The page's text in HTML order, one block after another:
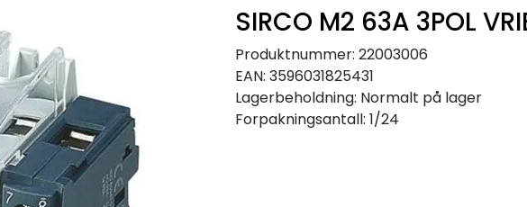
SIRCO M2 63A 3POL
Produktnummer: 22003006
EAN: 3596031825431
Lagerbeholdning: Normalt på lager
Forpakningsantall: 1/24